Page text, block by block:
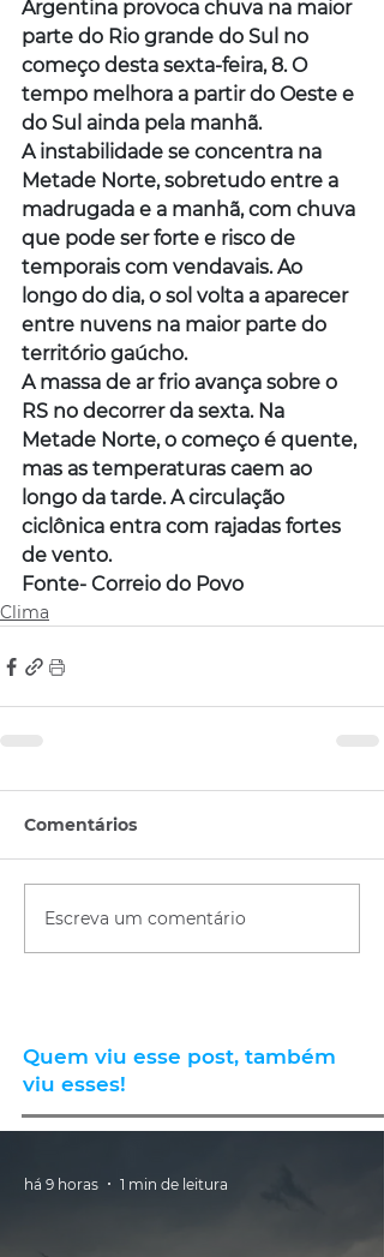
Argentina provoca chuva na maior
parte do Rio grande do Sul no
começo desta sexta-feira, 8. O
tempo melhora a partir do Oeste e
do Sul ainda pela manhã.
A instabilidade se concentra na
Metade Norte, sobretudo entre a
madrugada e a manhã, com chuva
que pode ser forte e risco de
temporais com vendavais. Ao
longo do dia, o sol volta a aparecer
entre nuvens na maior parte do
território gaúcho.
A massa de ar frio avança sobre o
RS no decorrer da sexta. Na
Metade Norte, o começo é quente,
mas as temperaturas caem ao
longo da tarde. A circulação
ciclônica entra com rajadas fortes
de vento.
Fonte- Correio do Povo
Clima
Comentários
Escreva um comentário
Quem viu esse post, também
viu esses!
há 9 horas 1 min de leitura